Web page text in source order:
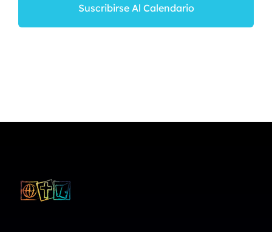
Suscribirse Al Calendario